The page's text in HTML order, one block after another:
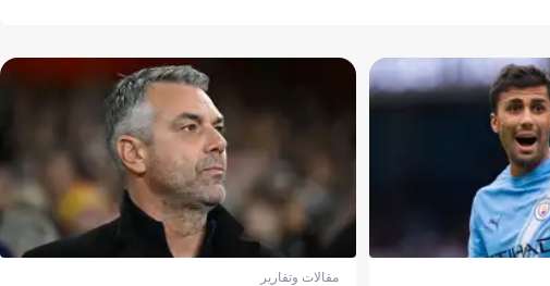
مقالات وتقارير